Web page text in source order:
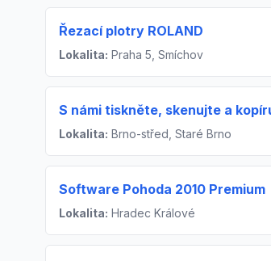
Řezací plotry ROLAND
Lokalita: Praha 5, Smíchov
S námi tiskněte, skenujte a
Lokalita: Brno-střed, Staré Brno
Software Pohoda 2010 Premium
Lokalita: Hradec Králové